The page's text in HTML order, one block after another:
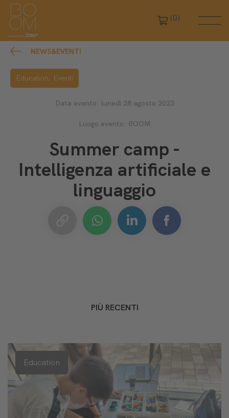
(0)
NEWS&EVENTI
Education, Eventi
Data evento: lunedì 28 agosto 2023
Luogo evento: BOOM
Summer camp -
Intelligenza artificiale e
linguaggio
PIÙ RECENTI
Education